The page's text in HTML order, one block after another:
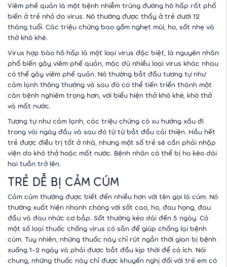
Viêm phế quản là một bệnh nhiễm trùng đường hô hấp rất phổ
biến ở trẻ nhỏ do virus. Nó thường được thấy ở trẻ dưới 12
tháng tuổi. Các triệu chứng bao gồm nghẹt mũi, ho, sốt nhẹ và
thở khò khè.
Virus hợp bào hô hấp là một loại virus đặc biệt, là nguyên nhân
phổ biến gây viêm phế quản, mặc dù nhiều loại virus khác nhau
có thể gây viêm phế quản. Nó thường bắt đầu tương tự như
cảm lạnh thông thường và sau đó có thể tiến triển thành một
căn bệnh nghiêm trọng hơn, với biểu hiện thở khò khè, khó thở
và mất nước.
Tương tự như cảm lạnh, các triệu chứng có xu hướng xấu đi
trong vài ngày đầu và sau đó từ từ bắt đầu cải thiện. Hầu hết
trẻ được điều trị tốt ở nhà, nhưng một số trẻ sẽ cần phải nhập
viện do khó thở hoặc mất nước. Bệnh nhân có thể bị ho kéo dài
hai tuần trở lên.
TRẺ DỄ BỊ CẢM CÚM
Cảm cúm thường được biết đến nhiều hơn với tên gọi là cúm. Nó
thường xuất hiện nhanh chóng với sốt cao, ho, đau họng, đau
đầu và đau nhức cơ bắp. Sốt thường kéo dài đến 5 ngày. Có
một số loại thuốc chống virus có sẵn để giúp chống lại bệnh
cúm. Tuy nhiên, những thuốc này chỉ rút ngắn thời gian bị bệnh
xuống 1-2 ngày và phải được bắt đầu kịp thời để có ích. Nói
chung, những thuốc này chỉ được khuyến nghị đối với trẻ em có